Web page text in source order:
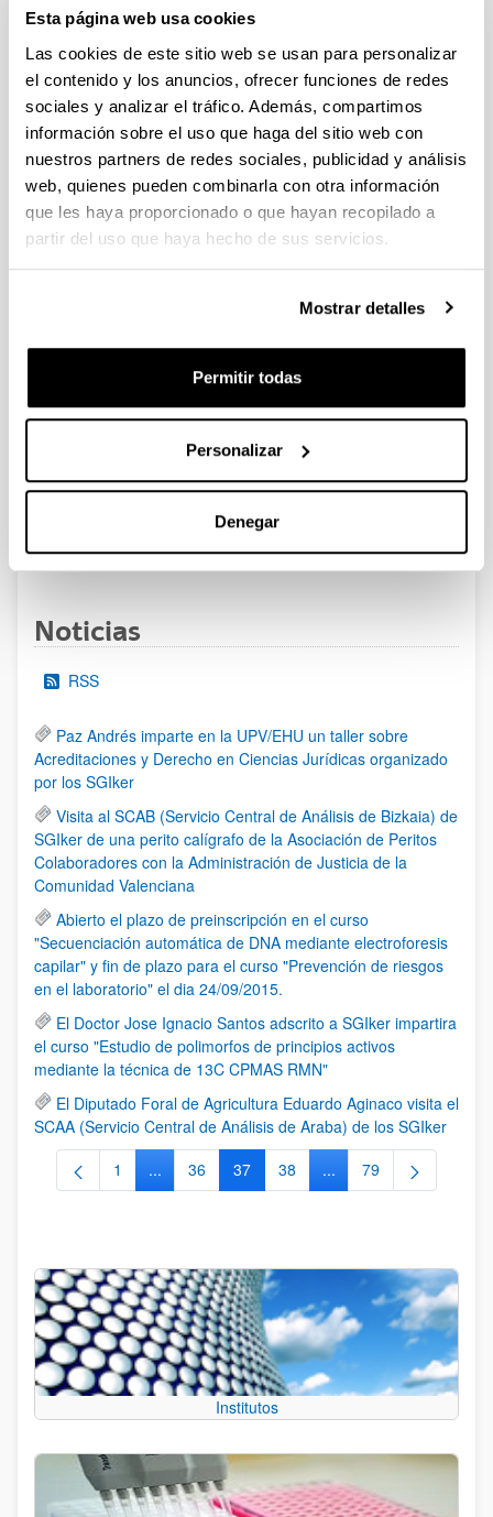
Esta página web usa cookies
Las cookies de este sitio web se usan para personalizar
el contenido y los anuncios, ofrecer funciones de redes
sociales y analizar el tráfico. Además, compartimos
información sobre el uso que haga del sitio web con
nuestros partners de redes sociales, publicidad y análisis
web, quienes pueden combinarla con otra información
que les haya proporcionado o que hayan recopilado a
partir del uso que haya hecho de sus servicios.
Mostrar detalles
Permitir todas
Personalizar
Denegar
FUNDACION LA CAIXA JUNIOR LEADER RETAINING
PROGRAMME 2027
Trámite abierto
CONVOCATORIA PARA LA CONTRATACIÓN DE
PERSONAL INVESTIGADOR DOCTOR EN LA UPV/EHU
(2026)
Trámite abierto (Plazo de presentación de solicitudes: 03/06/2026 -
25/06/2026 23:59)
CONVOCATORIA 2026-I PARA LA CONTRATACIÓN DE
PERSONAL INVESTIGADOR EN FORMACIÓN EN LA EHU
GRUPO/PROYECTO DE INVESTIGACIÓN
09/07/2026: Fase 2. Resolución Definitiva de concedidos y
denegados
Página
1 Página
2 Página
3 ...Páginas intermedias Use TAB
Página
95
Noticias
RSS
Paz Andrés imparte en la UPV/EHU un taller sobre
Acreditaciones y Derecho en Ciencias Jurídicas organizado
por los SGIker
Visita al SCAB (Servicio Central de Análisis de Bizkaia) de
SGIker de una perito calígrafo de la Asociación de Peritos
Colaboradores con la Administración de Justicia de la
Comunidad Valenciana
Abierto el plazo de preinscripción en el curso
"Secuenciación automática de DNA mediante electroforesis
capilar" y fin de plazo para el curso "Prevención de riesgos
en el laboratorio" el dia 24/09/2015.
El Doctor Jose Ignacio Santos adscrito a SGIker impartira
el curso "Estudio de polimorfos de principios activos
mediante la técnica de 13C CPMAS RMN"
El Diputado Foral de Agricultura Eduardo Aginaco visita el
SCAA (Servicio Central de Análisis de Araba) de los SGIker
Página
1 ...Páginas intermedias Use TAB para desplazarse.
Página
36 Página
37 Página
38 ...Páginas intermedias
Página
79
Institutos